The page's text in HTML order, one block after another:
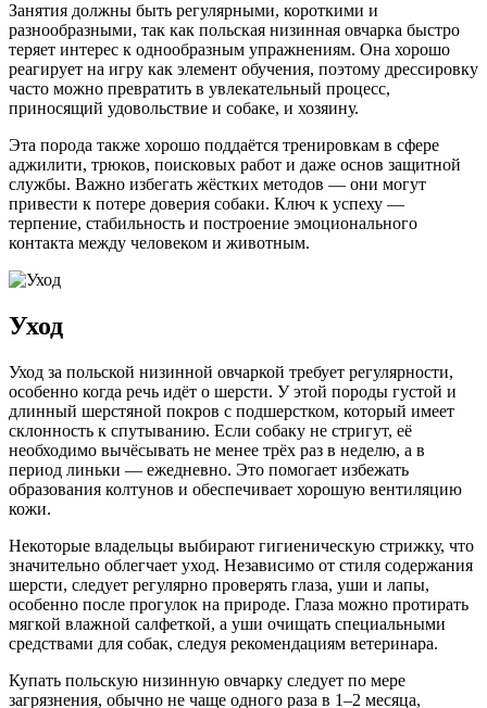
Занятия должны быть регулярными, короткими и
разнообразными, так как польская низинная овчарка быстро
теряет интерес к однообразным упражнениям. Она хорошо
реагирует на игру как элемент обучения, поэтому дрессировку
часто можно превратить в увлекательный процесс,
приносящий удовольствие и собаке, и хозяину.
Эта порода также хорошо поддаётся тренировкам в сфере
аджилити, трюков, поисковых работ и даже основ защитной
службы. Важно избегать жёстких методов — они могут
привести к потере доверия собаки. Ключ к успеху —
терпение, стабильность и построение эмоционального
контакта между человеком и животным.
Уход
Уход за польской низинной овчаркой требует регулярности,
особенно когда речь идёт о шерсти. У этой породы густой и
длинный шерстяной покров с подшерстком, который имеет
склонность к спутыванию. Если собаку не стригут, её
необходимо вычёсывать не менее трёх раз в неделю, а в
период линьки — ежедневно. Это помогает избежать
образования колтунов и обеспечивает хорошую вентиляцию
кожи.
Некоторые владельцы выбирают гигиеническую стрижку, что
значительно облегчает уход. Независимо от стиля содержания
шерсти, следует регулярно проверять глаза, уши и лапы,
особенно после прогулок на природе. Глаза можно протирать
мягкой влажной салфеткой, а уши очищать специальными
средствами для собак, следуя рекомендациям ветеринара.
Купать польскую низинную овчарку следует по мере
загрязнения, обычно не чаще одного раза в 1–2 месяца,